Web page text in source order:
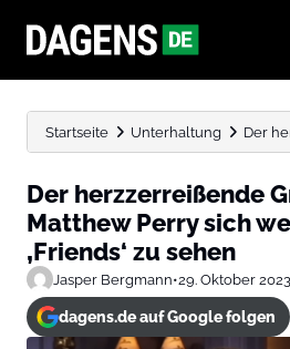
Startseite Unterhaltung Der
Der herzzerreißende
Matthew Perry sich
‚Friends‘ zu sehen
Jasper Bergmann•29. Oktober 2023
dagens.de auf Google folgen